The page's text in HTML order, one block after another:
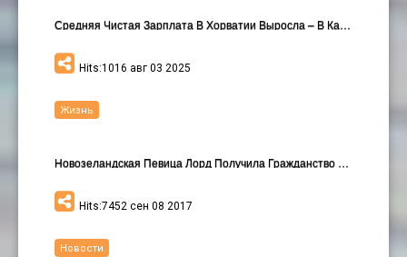
Средняя Чистая Зарплата В Хорватии Выросла – В Как…
Hits:1016 авг 03 2025
Новозеландская Певица Лорд Получила Гражданство Хо…
Hits:7452 сен 08 2017
Жизнь
Новости